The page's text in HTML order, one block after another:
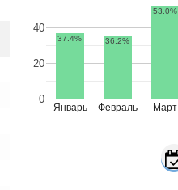
Январь Февраль Март
0
20
40
37.4% 36.2%
53.0%